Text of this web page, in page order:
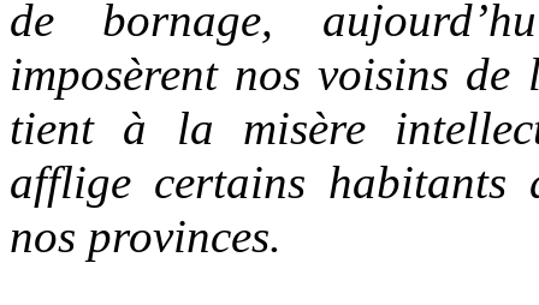
de bornage,
imposèrent nos voisins de
tient à la misère
afflige certains habitants
nos provinces.